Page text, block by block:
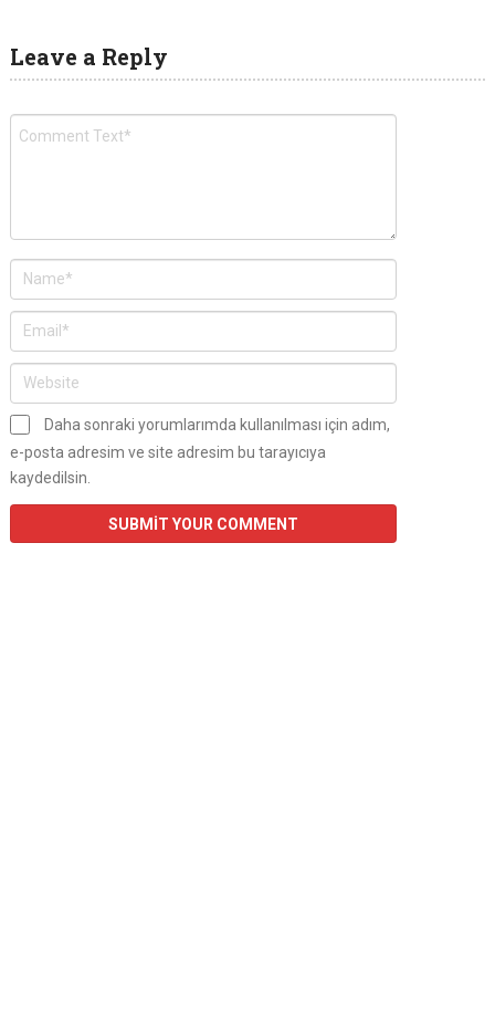
Leave a Reply
Daha sonraki yorumlarımda kullanılması için adım,
e-posta adresim ve site adresim bu tarayıcıya
kaydedilsin.